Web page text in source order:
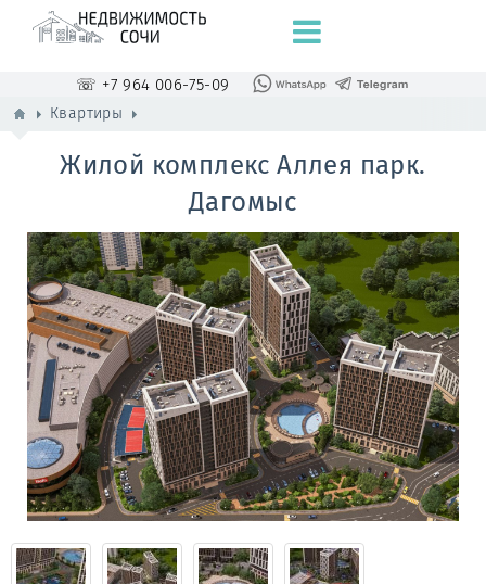
☏ +7 964 006-75-09
Квартиры
Жилой комплекс Аллея парк.
Дагомыс